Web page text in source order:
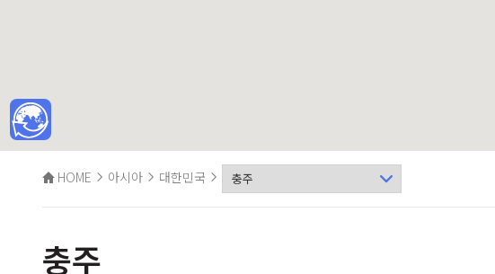
HOME 아시아 대한민국
충주